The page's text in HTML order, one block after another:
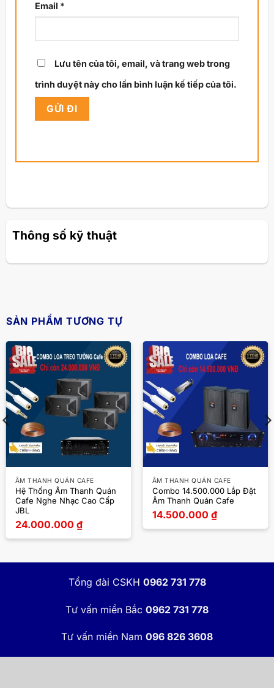
Email *
Lưu tên của tôi, email, và trang web trong
trình duyệt này cho lần bình luận kế tiếp của tôi.
Thông số kỹ thuật
SẢN PHẨM TƯƠNG TỰ
ÂM THANH QUÁN CAFE
Hệ Thống Âm Thanh Quán
Cafe Nghe Nhạc Cao Cấp
JBL
24.000.000 ₫
ÂM THANH QUÁN CAFE
Combo 14.500.000 Lắp Đặt
Âm Thanh Quán Cafe
14.500.000 ₫
Tổng đài CSKH 0962 731 778
Tư vấn miền Bắc 0962 731 778
Tư vấn miền Nam 096 826 3608